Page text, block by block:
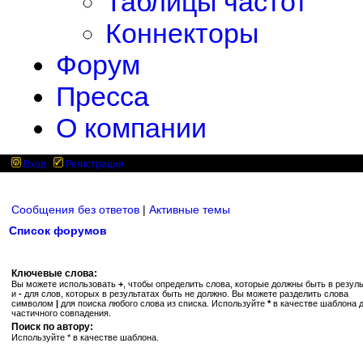
Коннекторы
Форум
Пресса
О компании
Вход Регистрация
Сообщения без ответов | Активные темы
Список форумов
Ключевые слова:
Вы можете использовать + , чтобы определить слова, которые должны быть в
и - для слов, которых в результатах быть не должно. Вы можете разделить слова
символом | для поиска любого слова из списка. Используйте *в качестве шаблона
частичного совпадения.
Поиск по автору:
Используйте * в качестве шаблона.